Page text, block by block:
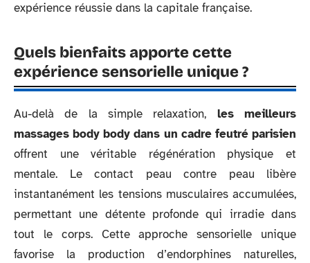
expérience réussie dans la capitale française.
Quels bienfaits apporte cette
expérience sensorielle unique ?
Au-delà de la simple relaxation, les meilleurs
massages body body dans un cadre feutré parisien
offrent une véritable régénération physique et
mentale. Le contact peau contre peau libère
instantanément les tensions musculaires accumulées,
permettant une détente profonde qui irradie dans
tout le corps. Cette approche sensorielle unique
favorise la production d’endorphines naturelles,